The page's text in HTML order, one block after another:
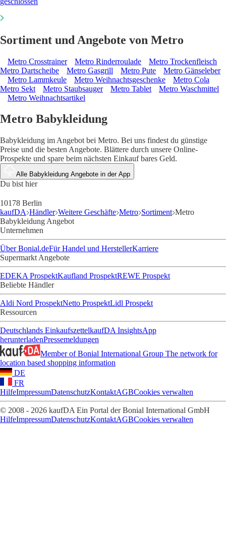
Sortiment und Angebote von Metro
Metro Crosstrainer Metro Rinderroulade
Metro Trockenfleisch
Metro Dartscheibe
Metro Gasgrill Metro Pute
Metro Gänseleber
Metro Lammkeule
Metro Weihnachtsgeschenke
Metro Cola
Metro Sekt
Metro Staubsauger Metro Tablet
Metro Waschmittel
Metro Weihnachtsartikel
Metro Babykleidung
Babykleidung im Angebot bei Metro. Bei uns findest du günstige
Preise und die besten Angebote. Blättere durch unsere Online-
Prospekte und spare beim nächsten Einkauf bares Geld.
Alle Babykleidung Angebote in der App
Du bist hier
10178 Berlin
kaufDA Händler Weitere Geschäfte Metro Sortiment Metro
Babykleidung Angebot
Unternehmen
Über Bonial.deFür Handel und HerstellerKarriere
Supermarkt Angebote
EDEKA ProspektKaufland ProspektREWE Prospekt
Beliebte Händler
Aldi Nord ProspektNetto ProspektLidl Prospekt
Ressourcen
Deutschlands EinkaufszettelkaufDA InsightsApp
herunterladenPressemeldungen
Member of Bonial International Group The network for
location based shopping information
DE
FR
HilfeImpressumDatenschutzKontaktAGBCookies verwalten
© 2008 - 2026 kaufDA Ein Portal der Bonial International GmbH
HilfeImpressumDatenschutzKontaktAGBCookies verwalten